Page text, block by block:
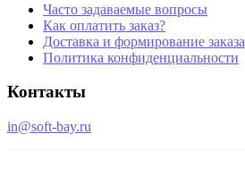
Часто задаваемые вопросы
Как оплатить заказ?
Доставка и формирование заказа
Политика конфиденциальности
Контакты
in@soft-bay.ru